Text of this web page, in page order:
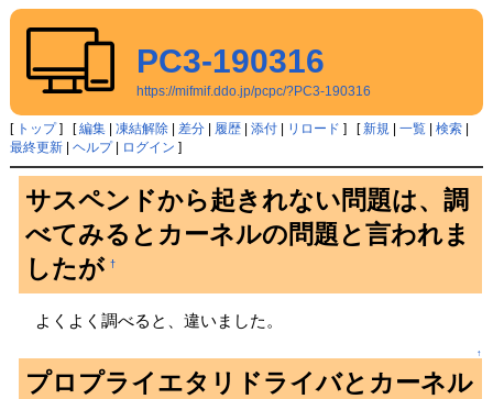
PC3-190316
https://mifmif.ddo.jp/pcpc/?PC3-190316
[ トップ] [編集| 凍結解除| 差分| 履歴| 添付| リロード ] [新規| 一覧| 検索|
最終更新| ヘルプ| ログイン ]
サスペンドから起きれない問題は、調
べてみるとカーネルの問題と言われま
したが †
よくよく調べると、違いました。
↑
プロプライエタリドライバとカーネル